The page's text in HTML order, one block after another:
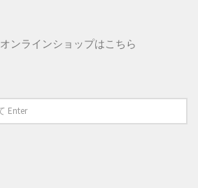
オンラインショップはこちら